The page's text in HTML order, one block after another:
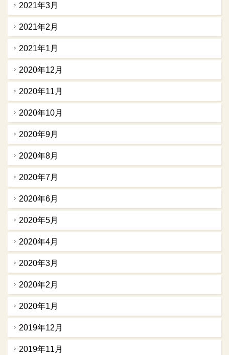
2021年3月
2021年2月
2021年1月
2020年12月
2020年11月
2020年10月
2020年9月
2020年8月
2020年7月
2020年6月
2020年5月
2020年4月
2020年3月
2020年2月
2020年1月
2019年12月
2019年11月